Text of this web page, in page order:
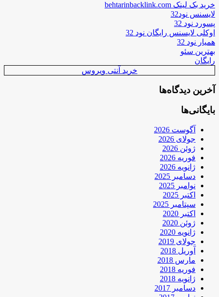
خرید بک لینک behtarinbacklink.com
لایسنس نود32
پسورد نود 32
اوکلی لایسنس رایگان نود 32
همیار نود 32
بهترین سئو
رایگان
خرید آنتی ویروس
آخرین دیدگاه‌ها
بایگانی‌ها
آگوست 2026
جولای 2026
ژوئن 2026
فوریه 2026
ژانویه 2026
دسامبر 2025
نوامبر 2025
اکتبر 2025
سپتامبر 2025
اکتبر 2020
ژوئن 2020
ژانویه 2020
جولای 2019
آوریل 2018
مارس 2018
فوریه 2018
ژانویه 2018
دسامبر 2017